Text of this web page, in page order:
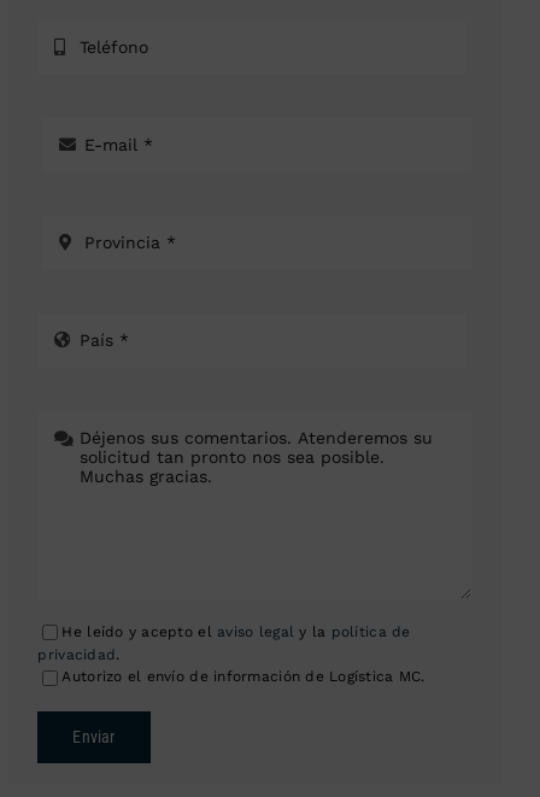
He leído y acepto el aviso legal y la política de
privacidad .
Autorizo el envío de información de Logística MC.
Enviar